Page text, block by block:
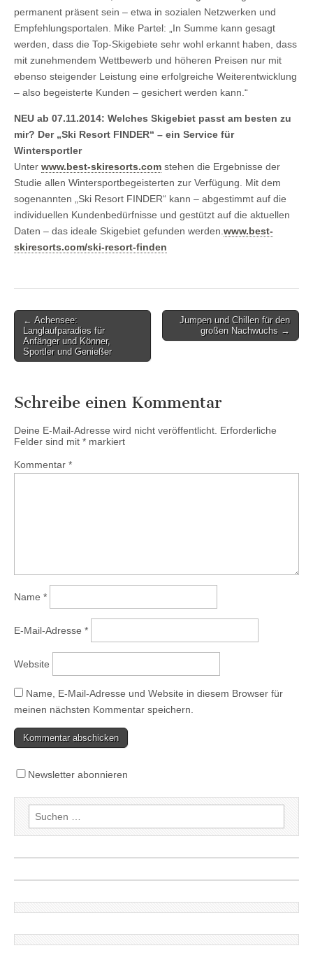
permanent präsent sein – etwa in sozialen Netzwerken und
Empfehlungsportalen. Mike Partel: „In Summe kann gesagt
werden, dass die Top-Skigebiete sehr wohl erkannt haben, dass
mit zunehmendem Wettbewerb und höheren Preisen nur mit
ebenso steigender Leistung eine erfolgreiche Weiterentwicklung
– also begeisterte Kunden – gesichert werden kann.“
NEU ab 07.11.2014: Welches Skigebiet passt am besten zu
mir? Der „Ski Resort FINDER“ – ein Service für
Wintersportler
Unter www.best-skiresorts.com stehen die Ergebnisse der
Studie allen Wintersportbegeisterten zur Verfügung. Mit dem
sogenannten „Ski Resort FINDER“ kann – abgestimmt auf die
individuellen Kundenbedürfnisse und gestützt auf die aktuellen
Daten – das ideale Skigebiet gefunden werden. www.best-
skiresorts.com/ski-resort-finden
Post
navigation
← Achensee:
Langlaufparadies für
Anfänger und Könner,
Sportler und Genießer
Jumpen und Chillen für den
großen Nachwuchs →
Schreibe einen Kommentar
Deine E-Mail-Adresse wird nicht veröffentlicht. Erforderliche
Felder sind mit * markiert
Kommentar *
Name *
E-Mail-Adresse *
Website
Name, E-Mail-Adresse und Website in diesem Browser für
meinen nächsten Kommentar speichern.
Newsletter abonnieren
Suchen
nach: